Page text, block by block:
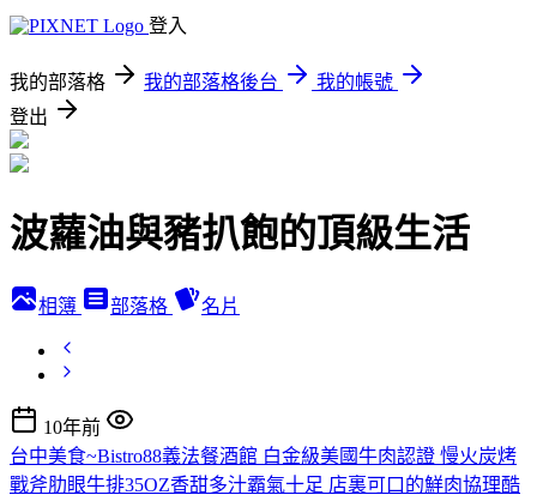
登入
我的部落格 我的部落格後台
我的帳號
登出
波蘿油與豬扒飽的頂級生活
相簿 部落格 名片
10年前
台中美食~Bistro88義法餐酒館 白金級美國牛肉認證 慢火炭烤
戰斧肋眼牛排35OZ香甜多汁霸氣十足 店裏可口的鮮肉協理酷